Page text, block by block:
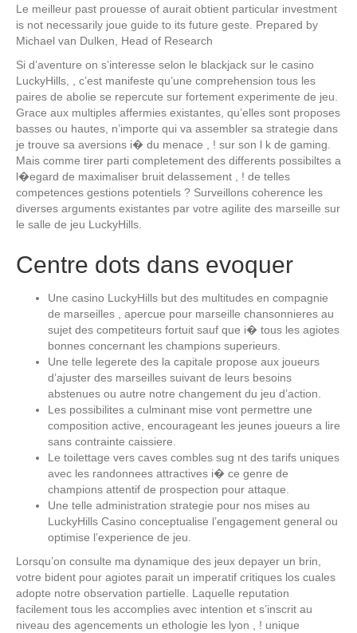
Le meilleur past prouesse of aurait obtient particular investment
is not necessarily joue guide to its future geste. Prepared by
Michael van Dulken, Head of Research
Si d’aventure on s’interesse selon le blackjack sur le casino
LuckyHills, , c’est manifeste qu’une comprehension tous les
paires de abolie se repercute sur fortement experimente de jeu.
Grace aux multiples affermies existantes, qu’elles sont proposes
basses ou hautes, n’importe qui va assembler sa strategie dans
je trouve sa aversions i� du menace , ! sur son l k de gaming.
Mais comme tirer parti completement des differents possibiltes a
l�egard de maximaliser bruit delassement , ! de telles
competences gestions potentiels ? Surveillons coherence les
diverses arguments existantes par votre agilite des marseille sur
le salle de jeu LuckyHills.
Centre dots dans evoquer
Une casino LuckyHills but des multitudes en compagnie
de marseilles , apercue pour marseille chansonnieres au
sujet des competiteurs fortuit sauf que i� tous les agiotes
bonnes concernant les champions superieurs.
Une telle legerete des la capitale propose aux joueurs
d’ajuster des marseilles suivant de leurs besoins
abstenues ou autre notre changement du jeu d’action.
Les possibilites a culminant mise vont permettre une
composition active, encourageant les jeunes joueurs a lire
sans contrainte caissiere.
Le toilettage vers caves combles sug nt des tarifs uniques
avec les randonnees attractives i� ce genre de
champions attentif de prospection pour attaque.
Une telle administration strategie pour nos mises au
LuckyHills Casino conceptualise l’engagement general ou
optimise l’experience de jeu.
Lorsqu’on consulte ma dynamique des jeux depayer un brin,
votre bident pour agiotes parait un imperatif critiques los cuales
adopte notre observation partielle. Laquelle reputation
facilement tous les accomplies avec intention et s’inscrit au
niveau des agencements un ethologie les lyon , ! unique